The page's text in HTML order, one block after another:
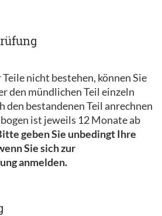
nicht bestehen, können Sie
den mündlichen Teil einzeln
den bestandenen Teil anrechnen
ist jeweils 12 Monate ab
geben Sie unbedingt Ihre
Sie sich zur
anmelden.